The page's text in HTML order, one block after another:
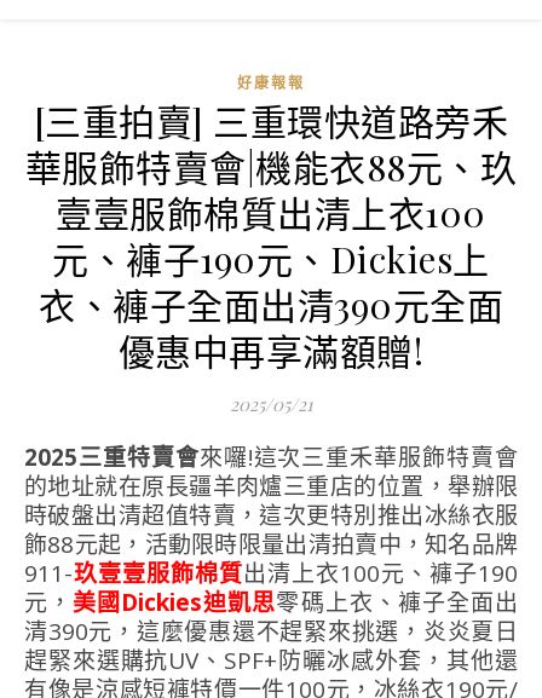
好康報報
[三重拍賣] 三重環快道路旁禾
華服飾特賣會|機能衣88元、玖
壹壹服飾棉質出清上衣100
元、褲子190元、Dickies上
衣、褲子全面出清390元全面
優惠中再享滿額贈!
2025/05/21
2025三重特賣會來囉!這次三重禾華服飾特賣會
的地址就在原長疆羊肉爐三重店的位置，舉辦限
時破盤出清超值特賣，這次更特別推出冰絲衣服
飾88元起，活動限時限量出清拍賣中，知名品牌
911-玖壹壹服飾棉質出清上衣100元、褲子190
元，美國Dickies迪凱思零碼上衣、褲子全面出
清390元，這麼優惠還不趕緊來挑選，炎炎夏日
趕緊來選購抗UV、SPF+防曬冰感外套，其他還
有像是涼感短褲特價一件100元，冰絲衣190元/